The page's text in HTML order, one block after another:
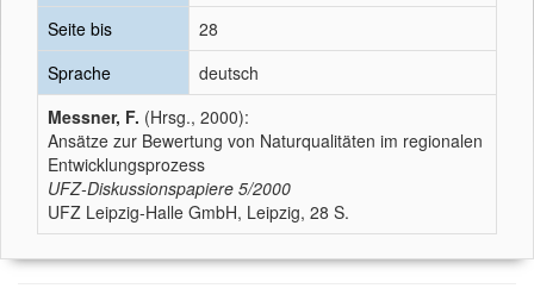
Seite bis
28
Sprache
deutsch
Messner, F. (Hrsg., 2000):
Ansätze zur Bewertung von Naturqualitäten im regionalen
Entwicklungsprozess
UFZ-Diskussionspapiere 5/2000
UFZ Leipzig-Halle GmbH, Leipzig, 28 S.